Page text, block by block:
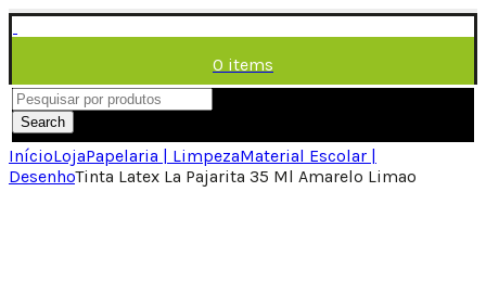
0 items
/ 0,00€
Menu
Search
InícioLojaPapelaria | LimpezaMaterial Escolar |
DesenhoTinta Latex La Pajarita 35 Ml Amarelo Limao